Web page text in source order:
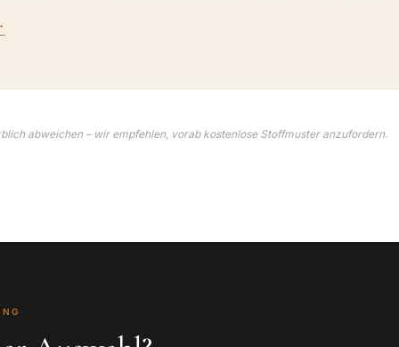
abweichen – wir empfehlen, vorab kostenlose Stoffmuster anzufordern.